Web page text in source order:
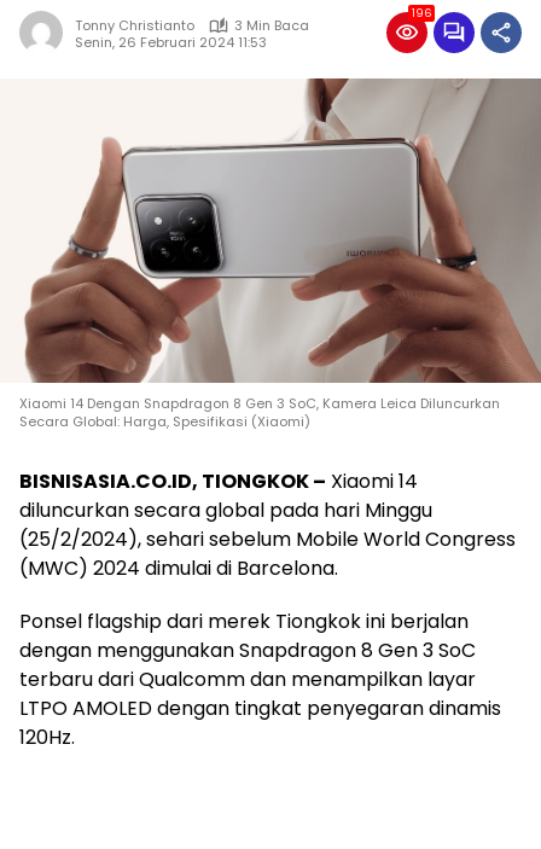
Tonny Christianto
3 Min Baca
Senin, 26 Februari 2024 11:53
196
Xiaomi 14 Dengan Snapdragon 8 Gen 3 SoC, Kamera Leica Diluncurkan
Secara Global: Harga, Spesifikasi (Xiaomi)
BISNISASIA.CO.ID, TIONGKOK – Xiaomi 14
diluncurkan secara global pada hari Minggu
(25/2/2024), sehari sebelum Mobile World Congress
(MWC) 2024 dimulai di Barcelona.
Ponsel flagship dari merek Tiongkok ini berjalan
dengan menggunakan Snapdragon 8 Gen 3 SoC
terbaru dari Qualcomm dan menampilkan layar
LTPO AMOLED dengan tingkat penyegaran dinamis
120Hz.